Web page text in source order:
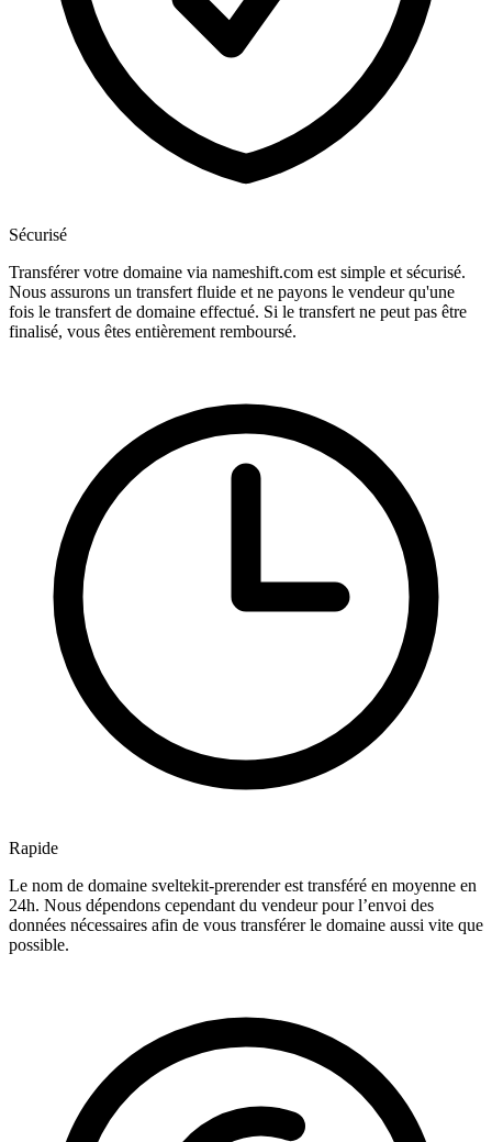
Sécurisé
Transférer votre domaine via nameshift.com est simple et sécurisé.
Nous assurons un transfert fluide et ne payons le vendeur qu'une
fois le transfert de domaine effectué. Si le transfert ne peut pas être
finalisé, vous êtes entièrement remboursé.
Rapide
Le nom de domaine sveltekit-prerender est transféré en moyenne en
24h. Nous dépendons cependant du vendeur pour l’envoi des
données nécessaires afin de vous transférer le domaine aussi vite que
possible.